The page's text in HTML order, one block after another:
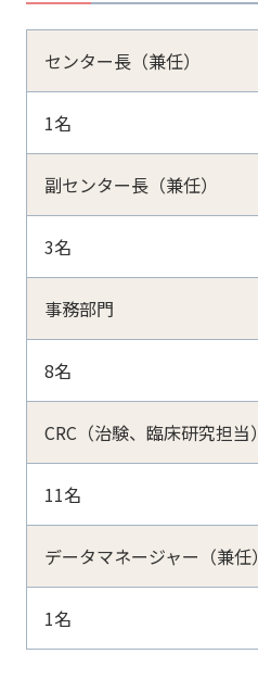
センター長（兼任）
1名
副センター長（兼任）
3名
事務部門
8名
CRC（治験、臨床研究担当）
11名
データマネージャー（兼任）
1名